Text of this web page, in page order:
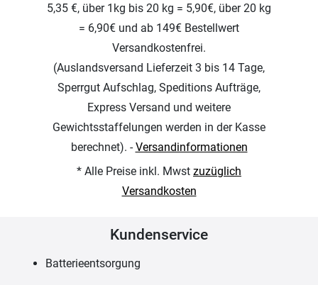
5,35 €, über 1kg bis 20 kg = 5,90€, über 20 kg
= 6,90€ und ab 149€ Bestellwert
Versandkostenfrei.
(Auslandsversand Lieferzeit 3 bis 14 Tage,
Sperrgut Aufschlag, Speditions Aufträge,
Express Versand und weitere
Gewichtsstaffelungen werden in der Kasse
berechnet). -Versandinformationen
* Alle Preise inkl. Mwst zuzüglich
Versandkosten
Kundenservice
Batterieentsorgung